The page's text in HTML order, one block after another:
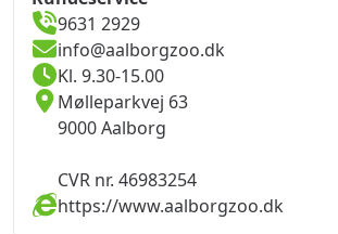
9631 2929
info@aalborgzoo.dk
Kl. 9.30-15.00
Mølleparkvej 63
9000 Aalborg
CVR nr. 46983254
https://www.aalborgzoo.dk